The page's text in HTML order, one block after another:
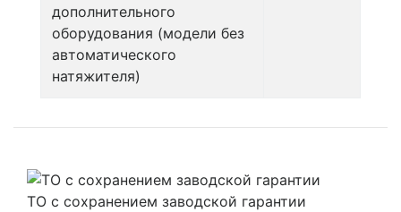
дополнительного
оборудования (модели без
автоматического
натяжителя)
ТО с сохранением заводской гарантии